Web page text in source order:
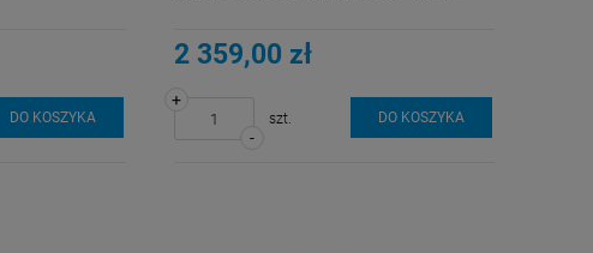
DO KOSZYKA
2 359,00 zł
-
+
szt. DO KOSZYKA